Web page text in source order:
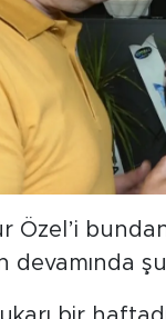
Özel’i
devamında